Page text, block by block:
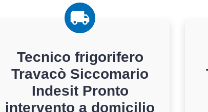
Tecnico frigorifero
Travacò Siccomario
Indesit Pronto
intervento a domicilio